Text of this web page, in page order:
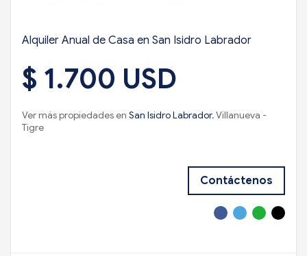
Alquiler Anual de Casa en San Isidro Labrador
$ 1.700 USD
Ver más propiedades en San Isidro Labrador, Villanueva -
Tigre
Contáctenos